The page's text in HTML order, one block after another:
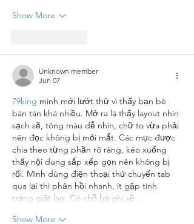
Show More
Unknown member
Jun 07
79king mình mới lướt thử vì thấy bạn bè
bàn tán khá nhiều. Mở ra là thấy layout nhìn
sạch sẽ, tông màu dễ nhìn, chữ to vừa phải
nên đọc không bị mỏi mắt. Các mục được
chia theo từng phần rõ ràng, kéo xuống
thấy nội dung sắp xếp gọn nên không bị
rối. Mình dùng điện thoại thử chuyển tab
qua lại thì phản hồi nhanh, ít gặp tình
trạng giật lag. Có chỗ họ ghi về…
Show More